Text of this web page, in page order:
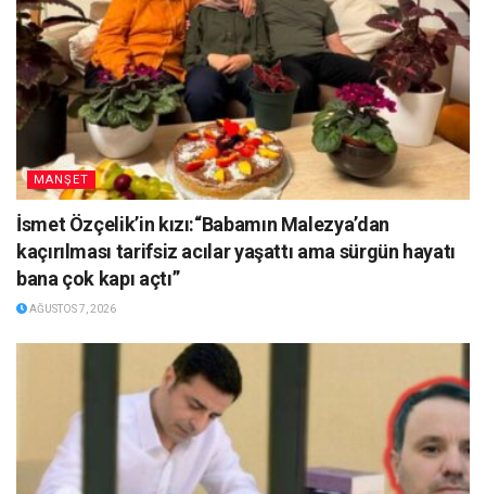
MANŞET
İsmet Özçelik’in kızı:“Babamın Malezya’dan
kaçırılması tarifsiz acılar yaşattı ama sürgün hayatı
bana çok kapı açtı”
AĞUSTOS 7, 2026